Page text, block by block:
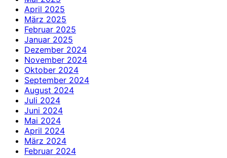
April 2025
März 2025
Februar 2025
Januar 2025
Dezember 2024
November 2024
Oktober 2024
September 2024
August 2024
Juli 2024
Juni 2024
Mai 2024
April 2024
März 2024
Februar 2024